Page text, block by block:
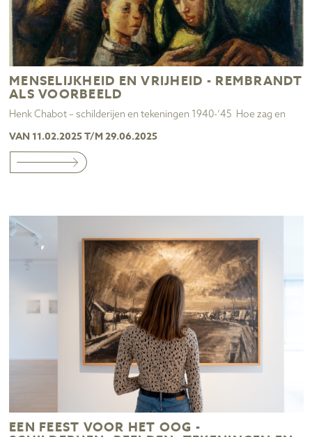
MENSELIJKHEID EN VRIJHEID - REMBRANDT
ALS VOORBEELD
Henk Chabot – schilderijen en tekeningen 1940-’45 Hoe zag en
VAN 11.02.2025 T/M 29.06.2025
EEN FEEST VOOR HET OOG -